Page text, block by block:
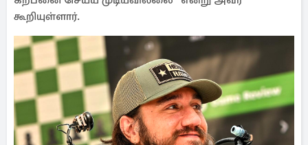
கூறியுள்ளார்.